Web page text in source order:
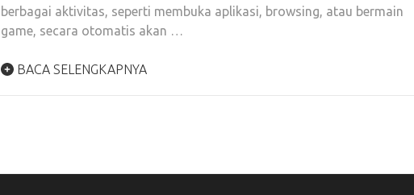
berbagai aktivitas, seperti membuka aplikasi, browsing, atau bermain
game, secara otomatis akan …
BACA SELENGKAPNYA